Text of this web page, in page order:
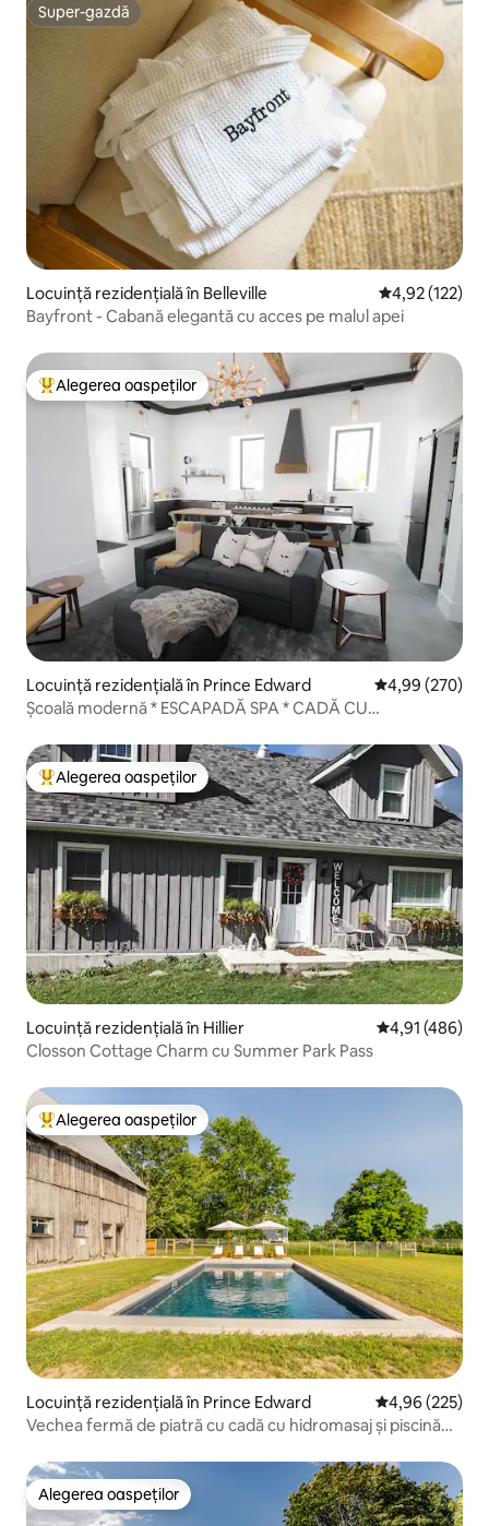
Super-gazdă
Super-gazdă
Locuință rezidențială în Belleville Scor mediu
4,92 (122)
Bayfront - Cabană elegantă cu acces pe malul apei
Locuință din topul categoriei Alegerea oaspeților
Alegerea oaspeților
Locuință rezidențială în Prince Edward Scor mediu de
4,99 (270)
Școală modernă * ESCAPADĂ SPA * CADĂ CU
Locuință din topul categoriei Alegerea oaspeților
Alegerea oaspeților
Locuință rezidențială în Hillier Scor mediu de
4,91 (486)
Closson Cottage Charm cu Summer Park Pass
Locuință din topul categoriei Alegerea oaspeților
Alegerea oaspeților
Locuință rezidențială în Prince Edward Scor mediu de
4,96 (225)
Vechea fermă de piatră cu cadă cu hidromasaj și piscină
Alegerea oaspeților
Alegerea oaspeților